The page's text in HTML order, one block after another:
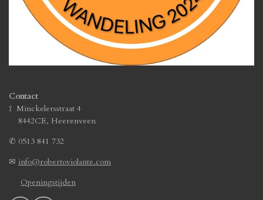
Contact
⟟ Minckelersstraat 4
8442CE, Heerenveen
✆ 0513 841 732
✉ info@robertoviolante.com
Openingstijden